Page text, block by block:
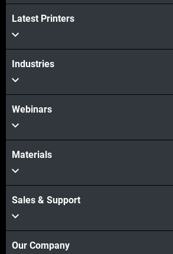
Latest Printers
Industries
Webinars
Materials
Sales & Support
Our Company